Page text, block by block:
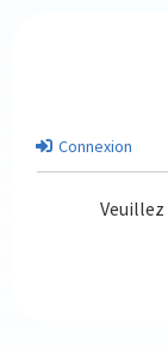
Connexion